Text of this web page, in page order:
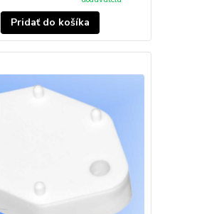
Pridať do košíka